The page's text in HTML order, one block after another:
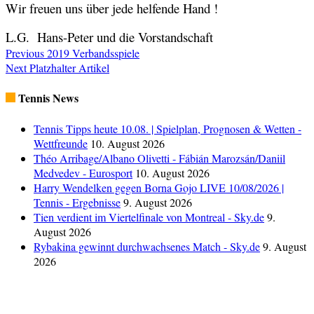
Wir freuen uns über jede helfende Hand !
L.G. Hans-Peter und die Vorstandschaft
Previous2019 Verbandsspiele
NextPlatzhalter Artikel
Tennis News
Tennis Tipps heute 10.08. | Spielplan, Prognosen & Wetten -
Wettfreunde 10. August 2026
Théo Arribage/Albano Olivetti - Fábián Marozsán/Daniil
Medvedev - Eurosport 10. August 2026
Harry Wendelken gegen Borna Gojo LIVE 10/08/2026 |
Tennis - Ergebnisse9. August 2026
Tien verdient im Viertelfinale von Montreal - Sky.de9.
August 2026
Rybakina gewinnt durchwachsenes Match - Sky.de9. August
2026